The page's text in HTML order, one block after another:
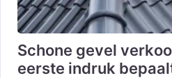
Schone gevel
eerste indruk